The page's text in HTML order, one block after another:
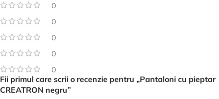
0
0
0
0
0
Fii primul care scrii o recenzie pentru „Pantaloni cu pieptar
CREATRON negru”